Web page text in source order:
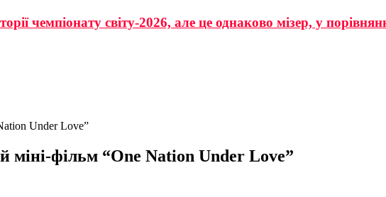
чемпіонату світу-2026, але це однаково мізер, у
Under Love”
міні-фільм “One Nation Under Love”